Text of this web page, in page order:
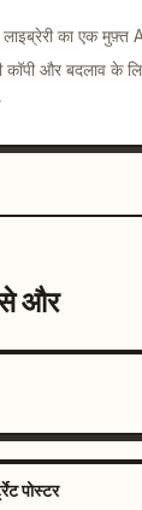
का एक मुफ़्त
और बदलाव के
और
पोस्टर